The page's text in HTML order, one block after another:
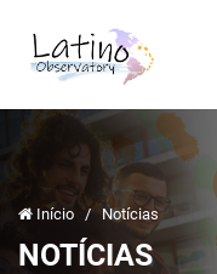
Início / Notícias
NOTÍCIAS